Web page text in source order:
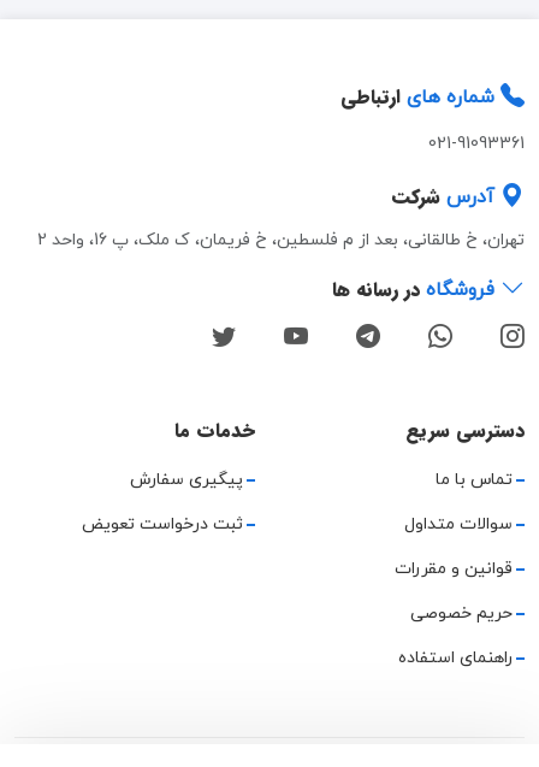
شماره های ارتباطی
021-91093361
آدرس شرکت
تهران، خ طالقانی، بعد از م فلسطین، خ فریمان، ک ملک، پ 16، واحد 2
فروشگاه در رسانه ها
دسترسی سریع
تماس با ما
سوالات متداول
قوانین و مقررات
حریم خصوصی
راهنمای استفاده
خدمات ما
پیگیری سفارش
ثبت درخواست تعویض